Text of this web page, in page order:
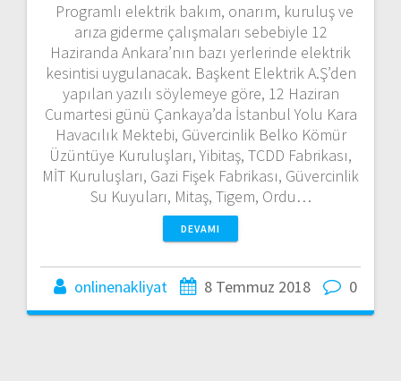
Programlı elektrik bakım, onarım, kuruluş ve
arıza giderme çalışmaları sebebiyle 12
Haziranda Ankara’nın bazı yerlerinde elektrik
kesintisi uygulanacak. Başkent Elektrik A.Ş’den
yapılan yazılı söylemeye göre, 12 Haziran
Cumartesi günü Çankaya’da İstanbul Yolu Kara
Havacılık Mektebi, Güvercinlik Belko Kömür
Üzüntüye Kuruluşları, Yibitaş, TCDD Fabrikası,
MİT Kuruluşları, Gazi Fişek Fabrikası, Güvercinlik
Su Kuyuları, Mitaş, Tigem, Ordu…
DEVAMI
onlinenakliyat 8 Temmuz 2018 0